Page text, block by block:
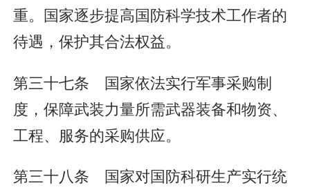
重。国家逐步提高国防科学技术工作者的
待遇，保护其合法权益。
第三十七条 国家依法实行军事采购制
度，保障武装力量所需武器装备和物资、
工程、服务的采购供应。
第三十八条 国家对国防科研生产实行统